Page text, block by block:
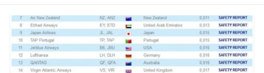
Дніпро
Львів
Івано-Франківськ